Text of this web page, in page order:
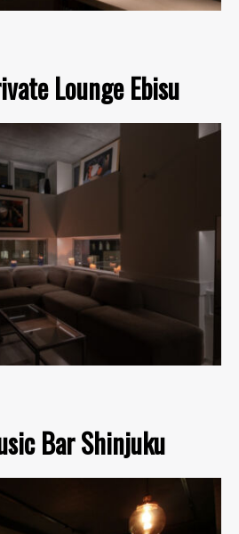
Lounge Ebisu
Bar Shinjuku